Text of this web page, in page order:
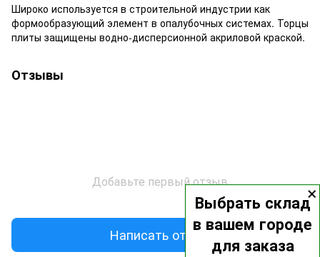
×
Выбрать склад
в вашем городе
для заказа
Широко используется в строительной индустрии как
формообразующий элемент в опалубочных системах. Торцы
плиты защищены водно-дисперсионной акриловой краской.
Отзывы
Добавьте первый отзыв
Написать отзыв